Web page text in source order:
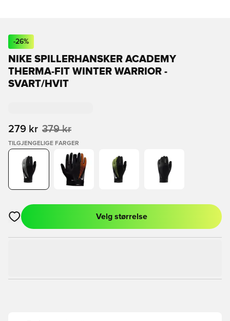
-26%
NIKE SPILLERHANSKER ACADEMY
THERMA-FIT WINTER WARRIOR -
SVART/HVIT
279 kr 379 kr
TILGJENGELIGE FARGER
Åpner en Modal for å logge inn eller registrere deg som
Velg størrelse